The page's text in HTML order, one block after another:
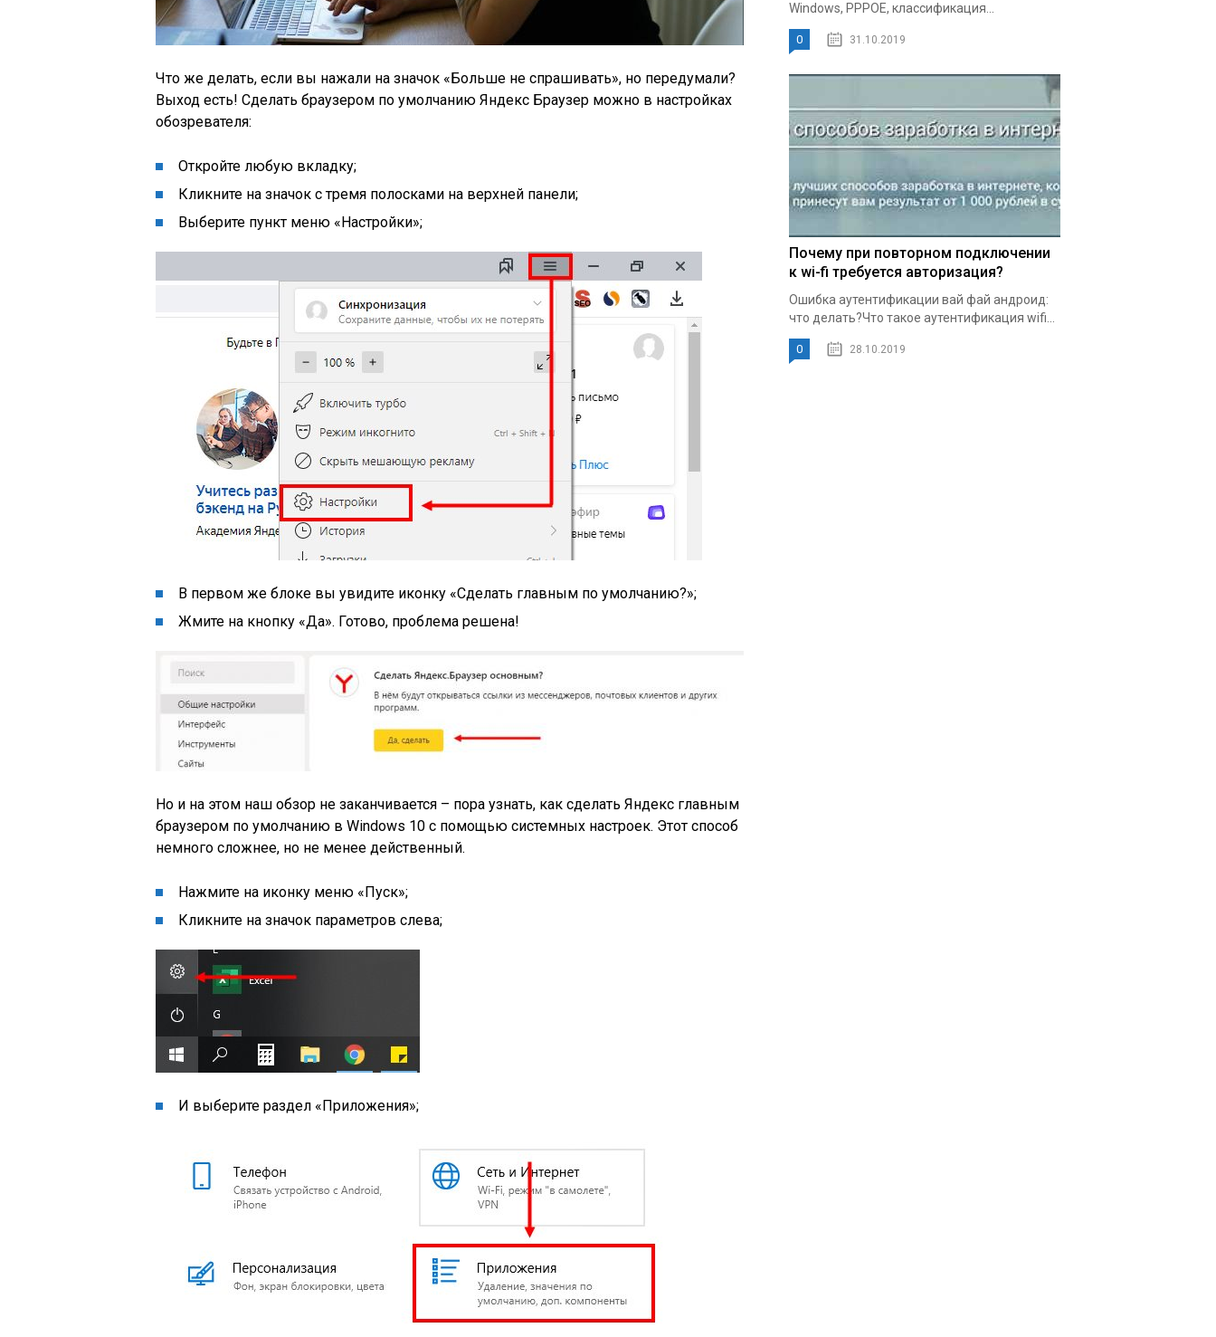
Что же делать, если вы нажали на значок «Больше не спрашивать», но передумали?
Выход есть! Сделать браузером по умолчанию Яндекс Браузер можно в настройках
обозревателя:
Откройте любую вкладку;
Кликните на значок с тремя полосками на верхней панели;
Выберите пункт меню «Настройки»;
В первом же блоке вы увидите иконку «Сделать главным по умолчанию?»;
Жмите на кнопку «Да». Готово, проблема решена!
Но и на этом наш обзор не заканчивается – пора узнать, как сделать Яндекс главным
браузером по умолчанию в Windows 10 с помощью системных настроек. Этот способ
немного сложнее, но не менее действенный.
Нажмите на иконку меню «Пуск»;
Кликните на значок параметров слева;
И выберите раздел «Приложения»;
Windows, PPPOE, классификация...
0 31.10.2019
Почему при повторном подключении
к wi-fi требуется авторизация?
Ошибка аутентификации вай фай андроид:
что делать?Что такое аутентификация wifi...
0 28.10.2019